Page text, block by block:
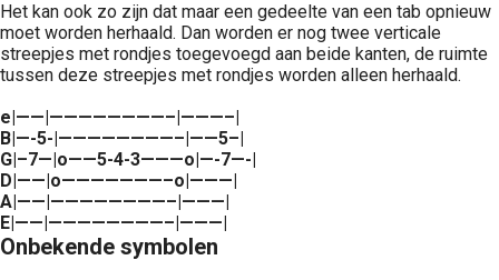
Het kan ook zo zijn dat maar een gedeelte van een tab opnieuw
moet worden herhaald. Dan worden er nog twee verticale
streepjes met rondjes toegevoegd aan beide kanten, de ruimte
tussen deze streepjes met rondjes worden alleen herhaald.
e|——|————————–|———–|
B|—-5-|————————–|——5–|
G|–7—|o——5-4-3———o|—-7—-|
D|——|o———————–o|———|
A|——|————————–|———|
E|——|————————–|———|
Onbekende symbolen